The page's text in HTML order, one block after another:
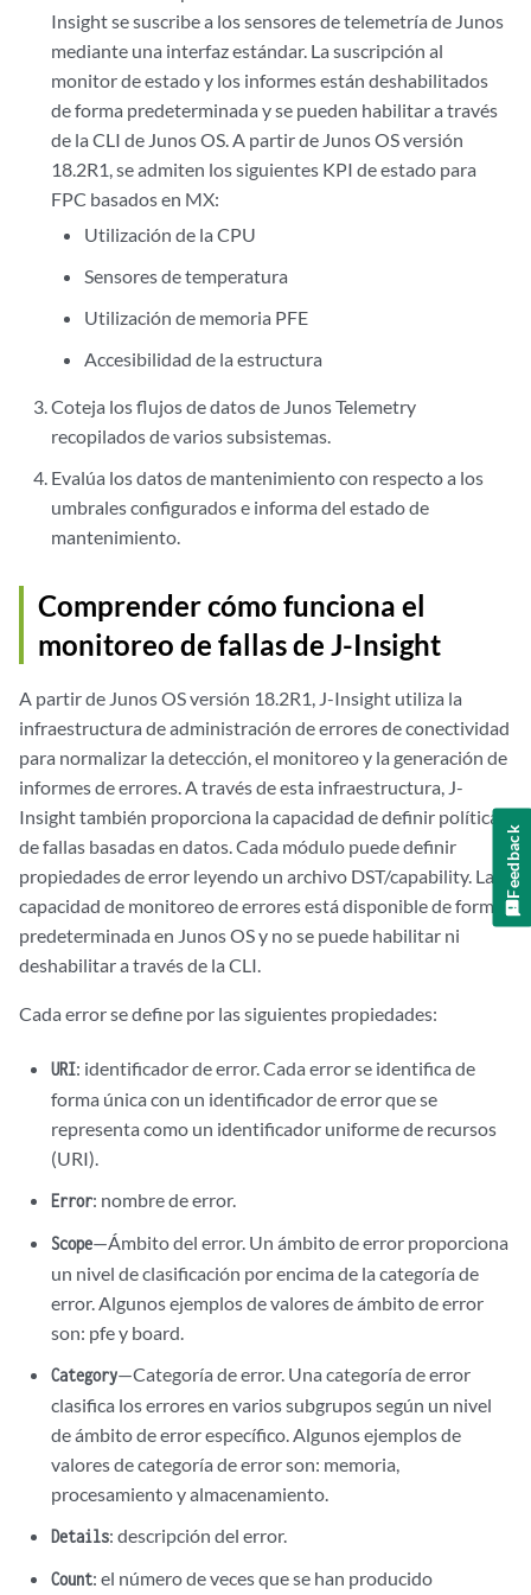
Insight se suscribe a los sensores de telemetría de Junos
mediante una interfaz estándar. La suscripción al
monitor de estado y los informes están deshabilitados
de forma predeterminada y se pueden habilitar a través
de la CLI de Junos OS. A partir de Junos OS versión
18.2R1, se admiten los siguientes KPI de estado para
FPC basados en MX:
Utilización de la CPU
Sensores de temperatura
Utilización de memoria PFE
Accesibilidad de la estructura
Coteja los flujos de datos de Junos Telemetry
recopilados de varios subsistemas.
Evalúa los datos de mantenimiento con respecto a los
umbrales configurados e informa del estado de
mantenimiento.
Comprender cómo funciona el
monitoreo de fallas de J-Insight
A partir de Junos OS versión 18.2R1, J-Insight utiliza la
infraestructura de administración de errores de conectividad
para normalizar la detección, el monitoreo y la generación de
informes de errores. A través de esta infraestructura, J-
Insight también proporciona la capacidad de definir políticas
de fallas basadas en datos. Cada módulo puede definir
propiedades de error leyendo un archivo DST/capability. La
capacidad de monitoreo de errores está disponible de forma
predeterminada en Junos OS y no se puede habilitar ni
deshabilitar a través de la CLI.
Cada error se define por las siguientes propiedades:
URI: identificador de error. Cada error se identifica de
forma única con un identificador de error que se
representa como un identificador uniforme de recursos
(URI).
Error: nombre de error.
Scope—Ámbito del error. Un ámbito de error proporciona
un nivel de clasificación por encima de la categoría de
error. Algunos ejemplos de valores de ámbito de error
son: pfe y board.
Category—Categoría de error. Una categoría de error
clasifica los errores en varios subgrupos según un nivel
de ámbito de error específico. Algunos ejemplos de
valores de categoría de error son: memoria,
procesamiento y almacenamiento.
Details: descripción del error.
Count: el número de veces que se han producido
Feedback